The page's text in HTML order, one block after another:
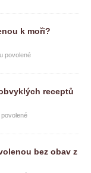
k moři?
povolené
receptů
bez obav z